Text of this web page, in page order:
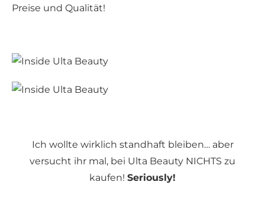
Preise und Qualität!
Ich wollte wirklich standhaft bleiben… aber
versucht ihr mal, bei Ulta Beauty NICHTS zu
kaufen! Seriously!